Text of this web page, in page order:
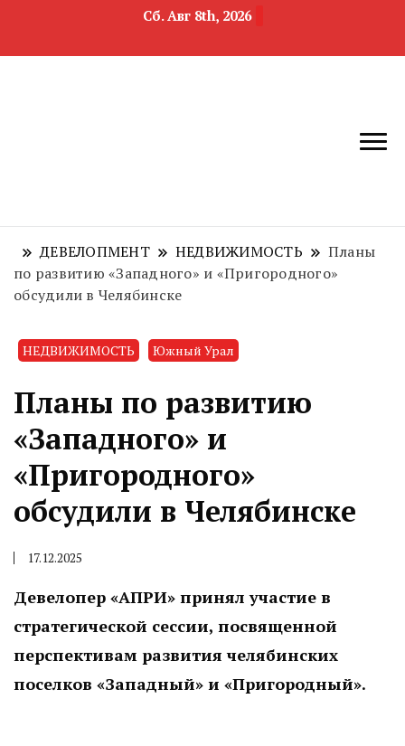
Сб. Авг 8th, 2026
область
недвижимости
ДЕВЕЛОПМЕНТ НЕДВИЖИМОСТЬ
Планы
по развитию «Западного» и «Пригородного»
обсудили в Челябинске
НЕДВИЖИМОСТЬ Южный Урал
Планы по развитию
«Западного» и
«Пригородного»
обсудили в Челябинске
17.12.2025
Девелопер «АПРИ» принял участие в
стратегической сессии, посвященной
перспективам развития челябинских
поселков «Западный» и «Пригородный».